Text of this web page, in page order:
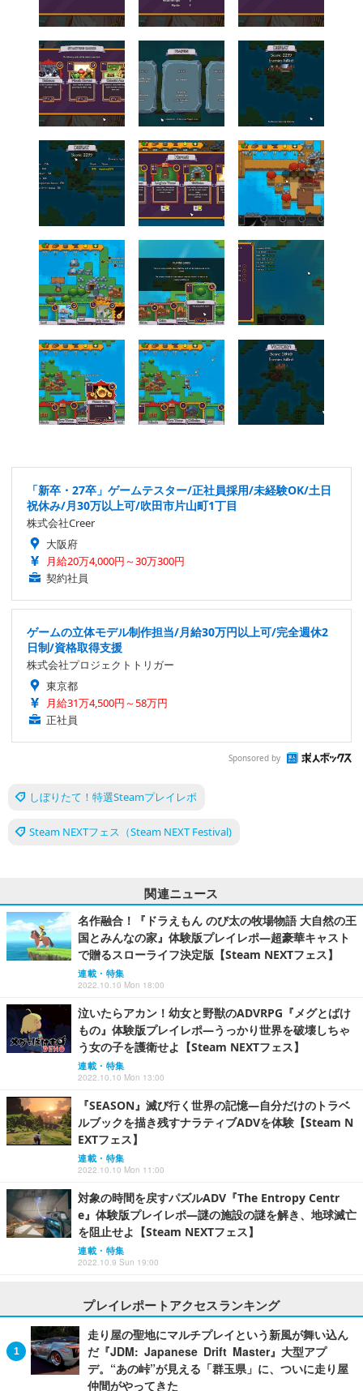
「新卒・27卒」ゲームテスター/正社員採用/未経験OK/土日
祝休み/月30万以上可/吹田市片山町1丁目
株式会社Creer
大阪府
月給20万4,000円～30万300円
契約社員
ゲームの立体モデル制作担当/月給30万円以上可/完全週休2
日制/資格取得支援
株式会社プロジェクトトリガー
東京都
月給31万4,500円～58万円
正社員
Sponsored by
しぼりたて！特選Steamプレイレポ
Steam NEXTフェス（Steam NEXT Festival)
関連ニュース
名作融合！『ドラえもん のび太の牧場物語 大自然の王
国とみんなの家』体験版プレイレポ―超豪華キャスト
で贈るスローライフ決定版【Steam NEXTフェス】
連載・特集
2022.10.10 Mon 18:00
泣いたらアカン！幼女と野獣のADVRPG『メグとばけ
もの』体験版プレイレポ―うっかり世界を破壊しちゃ
う女の子を護衛せよ【Steam NEXTフェス】
連載・特集
2022.10.10 Mon 13:00
『SEASON』滅び行く世界の記憶―自分だけのトラベ
ルブックを描き残すナラティブADVを体験【Steam N
EXTフェス】
連載・特集
2022.10.10 Mon 11:00
対象の時間を戻すパズルADV『The Entropy Centr
e』体験版プレイレポ―謎の施設の謎を解き、地球滅亡
を阻止せよ【Steam NEXTフェス】
連載・特集
2022.10.9 Sun 19:00
プレイレポートアクセスランキング
走り屋の聖地にマルチプレイという新風が舞い込ん
だ『JDM: Japanese Drift Master』大型アプ
デ。“あの峠”が見える「群玉県」に、ついに走り屋
仲間がやってきた